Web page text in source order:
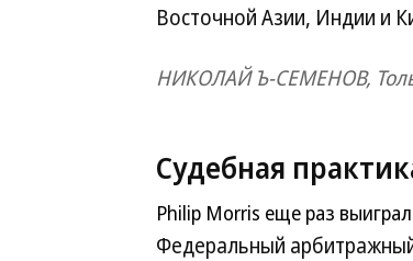
Восточной Азии, Индии и
НИКОЛАЙ Ъ-СЕМЕНОВ,
Судебная
Philip Morris еще раз
Федеральный